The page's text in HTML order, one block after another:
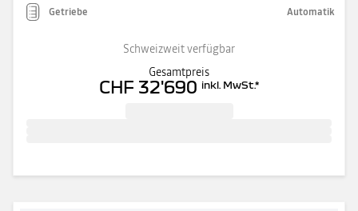
Getriebe Automatik
Schweizweit verfügbar
Gesamtpreis
CHF 32'690 inkl. MwSt.*